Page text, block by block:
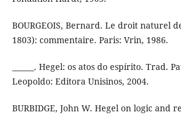
BOURGEOIS, Bernard. Le droit naturel
1803): commentaire. Paris: Vrin, 1986.
______. Hegel: os atos do espírito. Trad.
Leopoldo: Editora Unisinos, 2004.
BURBIDGE, John W. Hegel on logic and